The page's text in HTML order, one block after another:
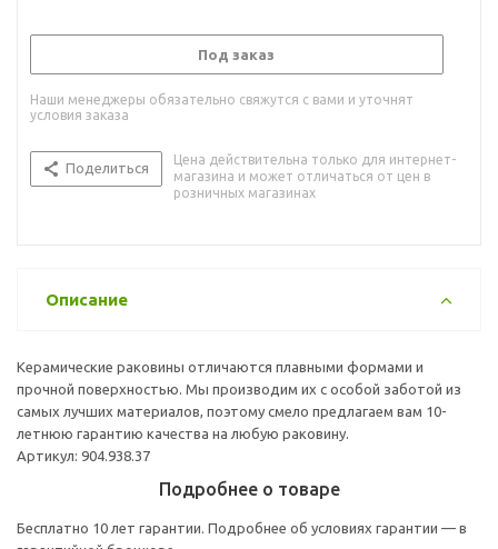
Под заказ
Наши менеджеры обязательно свяжутся с вами и уточнят
условия заказа
Поделиться
Цена действительна только для интернет-
магазина и может отличаться от цен в
розничных магазинах
Описание
Керамические раковины отличаются плавными формами и
прочной поверхностью. Мы производим их с особой заботой из
самых лучших материалов, поэтому смело предлагаем вам 10-
летнюю гарантию качества на любую раковину.
Артикул: 904.938.37
Подробнее о товаре
Бесплатно 10 лет гарантии. Подробнее об условиях гарантии — в